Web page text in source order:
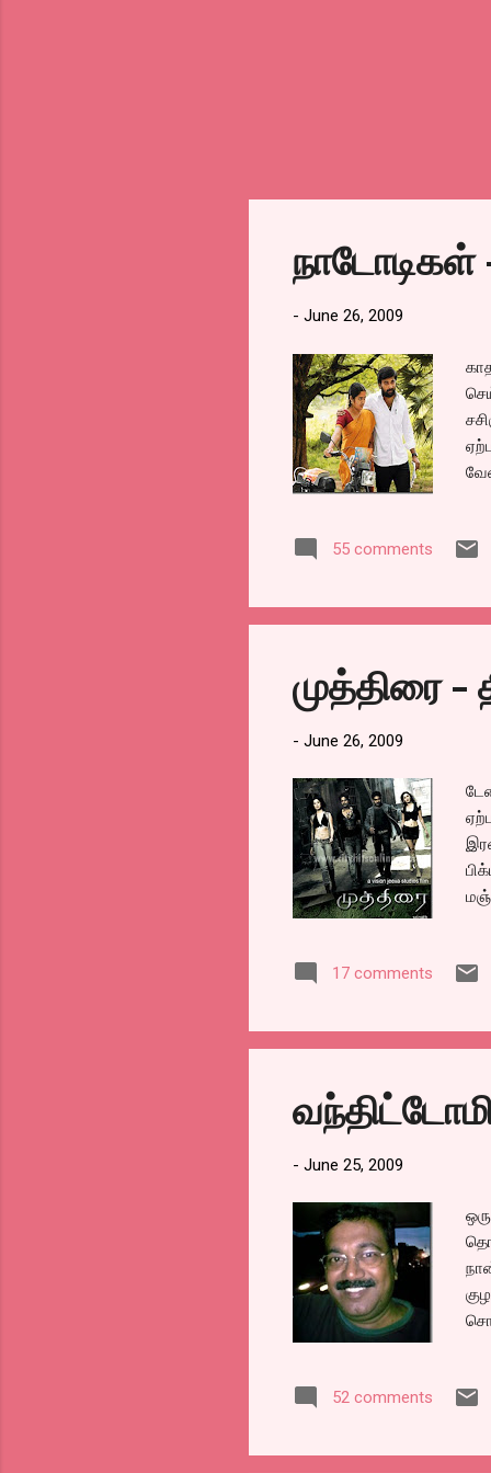
நாடோடிகள்
- June 26, 2009
55 comments
முத்திரை -
- June 26, 2009
17 comments
- June 25, 2009
52 comments